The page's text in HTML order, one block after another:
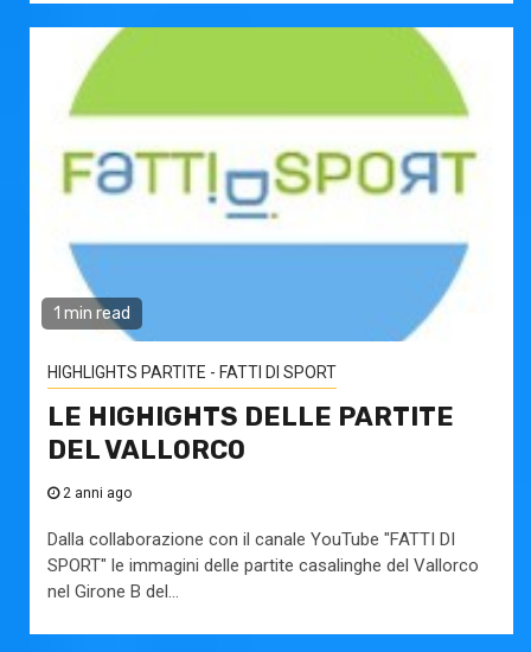
1 min read
HIGHLIGHTS PARTITE - FATTI DI SPORT
LE HIGHIGHTS DELLE PARTITE
DEL VALLORCO
2 anni ago
Dalla collaborazione con il canale YouTube "FATTI DI
SPORT" le immagini delle partite casalinghe del Vallorco
nel Girone B del...